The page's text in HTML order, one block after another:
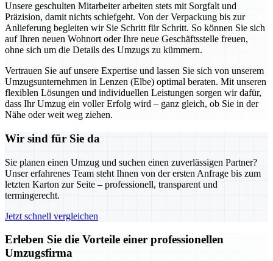
Unsere geschulten Mitarbeiter arbeiten stets mit Sorgfalt und
Präzision, damit nichts schiefgeht. Von der Verpackung bis zur
Anlieferung begleiten wir Sie Schritt für Schritt. So können Sie sich
auf Ihren neuen Wohnort oder Ihre neue Geschäftsstelle freuen,
ohne sich um die Details des Umzugs zu kümmern.
Vertrauen Sie auf unsere Expertise und lassen Sie sich von unserem
Umzugsunternehmen in Lenzen (Elbe) optimal beraten. Mit unseren
flexiblen Lösungen und individuellen Leistungen sorgen wir dafür,
dass Ihr Umzug ein voller Erfolg wird – ganz gleich, ob Sie in der
Nähe oder weit weg ziehen.
Wir sind für Sie da
Sie planen einen Umzug und suchen einen zuverlässigen Partner?
Unser erfahrenes Team steht Ihnen von der ersten Anfrage bis zum
letzten Karton zur Seite – professionell, transparent und
termingerecht.
Jetzt schnell vergleichen
Erleben Sie die Vorteile einer professionellen
Umzugsfirma